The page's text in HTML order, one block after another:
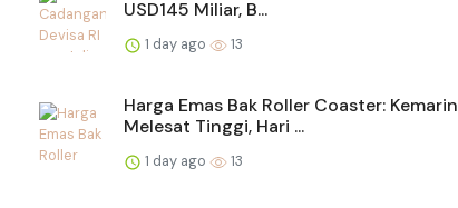
USD145 Miliar, B...
1 day ago 13
Harga Emas Bak Roller Coaster: Kemarin
Melesat Tinggi, Hari ...
1 day ago 13